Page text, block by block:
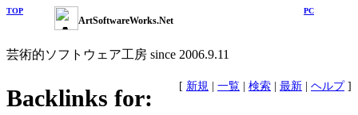
TOP PC
ArtSoftwareWorks.Net
芸術的ソフトウェア工房 since 2006.9.11
[ 新規 | 一覧 | 検索 | 最新 | ヘルプ]
Backlinks for: